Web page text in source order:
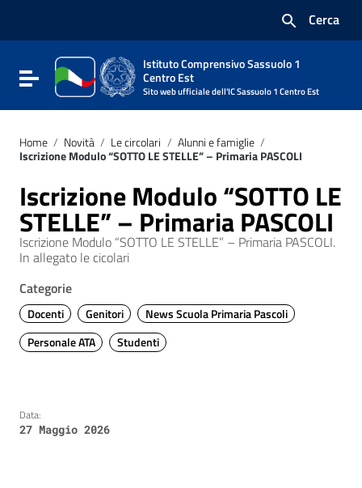
Vai al footer
Cerca
Attiva / disattiva la navigazione
Istituto Comprensivo Sassuolo 1
Centro Est
Sito web ufficiale dell'IC Sassuolo 1 Centro Est
Home / Novità / Le circolari / Alunni e famiglie /
Iscrizione Modulo “SOTTO LE STELLE” – Primaria PASCOLI
Iscrizione Modulo “SOTTO LE
STELLE” – Primaria PASCOLI
Iscrizione Modulo “SOTTO LE STELLE” – Primaria PASCOLI.
In allegato le cicolari
Categorie
Docenti Genitori
News Scuola Primaria Pascoli
Personale ATA
Studenti
Data:
27 Maggio 2026